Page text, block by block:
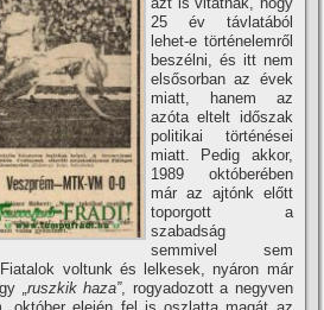
25 év távlatából
lehet-e történelemről
beszélni, és itt nem
elsősorban az évek
miatt, hanem az
azóta eltelt időszak
politikai történései
miatt. Pedig akkor,
1989 októberében
már az ajtónk előtt
toporgott a
szabadság
semmivel sem
voltunk és lelkesek, nyáron már
„ruszkik haza”, rogyadozott a negyven